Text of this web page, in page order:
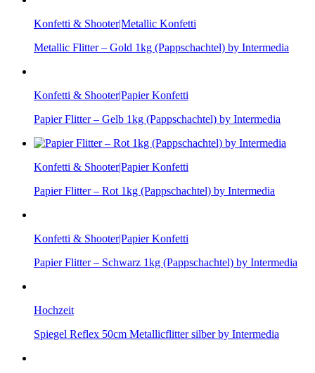
Konfetti & Shooter|Metallic Konfetti
Metallic Flitter – Gold 1kg (Pappschachtel) by Intermedia
Konfetti & Shooter|Papier Konfetti
Papier Flitter – Gelb 1kg (Pappschachtel) by Intermedia
Konfetti & Shooter|Papier Konfetti
Papier Flitter – Rot 1kg (Pappschachtel) by Intermedia
Konfetti & Shooter|Papier Konfetti
Papier Flitter – Schwarz 1kg (Pappschachtel) by Intermedia
Hochzeit
Spiegel Reflex 50cm Metallicflitter silber by Intermedia